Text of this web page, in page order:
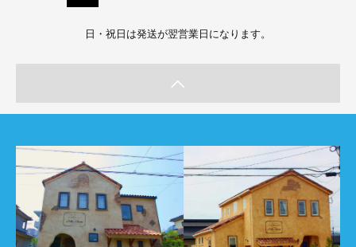
日・祝日は発送が翌営業日になります。